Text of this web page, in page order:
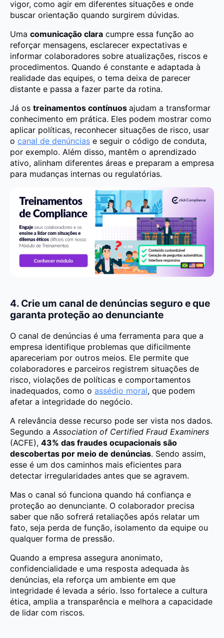
vigor, como agir em diferentes situações e onde
buscar orientação quando surgirem dúvidas.
Uma comunicação clara cumpre essa função ao
reforçar mensagens, esclarecer expectativas e
informar colaboradores sobre atualizações, riscos e
procedimentos. Quando é constante e adaptada à
realidade das equipes, o tema deixa de parecer
distante e passa a fazer parte da rotina.
Já os treinamentos contínuos ajudam a transformar
conhecimento em prática. Eles podem mostrar como
aplicar políticas, reconhecer situações de risco, usar
o canal de denúncias e seguir o código de conduta,
por exemplo. Além disso, mantêm o aprendizado
ativo, alinham diferentes áreas e preparam a empresa
para mudanças internas ou regulatórias.
4. Crie um canal de denúncias seguro e que
garanta proteção ao denunciante
O canal de denúncias é uma ferramenta para que a
empresa identifique problemas que dificilmente
apareceriam por outros meios. Ele permite que
colaboradores e parceiros registrem situações de
risco, violações de políticas e comportamentos
inadequados, como o assédio moral, que podem
afetar a integridade do negócio.
A relevância desse recurso pode ser vista nos dados.
Segundo aAssociation of Certified Fraud Examiners
(ACFE), 43% das fraudes ocupacionais são
descobertas por meio de denúncias. Sendo assim,
esse é um dos caminhos mais eficientes para
detectar irregularidades antes que se agravem.
Mas o canal só funciona quando há confiança e
proteção ao denunciante. O colaborador precisa
saber que não sofrerá retaliações após relatar um
fato, seja perda de função, isolamento da equipe ou
qualquer forma de pressão.
Quando a empresa assegura anonimato,
confidencialidade e uma resposta adequada às
denúncias, ela reforça um ambiente em que
integridade é levada a sério. Isso fortalece a cultura
ética, amplia a transparência e melhora a capacidade
de lidar com riscos.